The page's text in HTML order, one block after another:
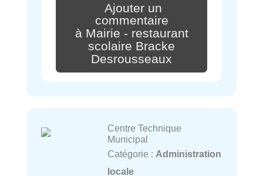
Ajouter un
commentaire
à Mairie - restaurant
scolaire Bracke
Desrousseaux
Centre Technique
Municipal
Catégorie : Administration
locale